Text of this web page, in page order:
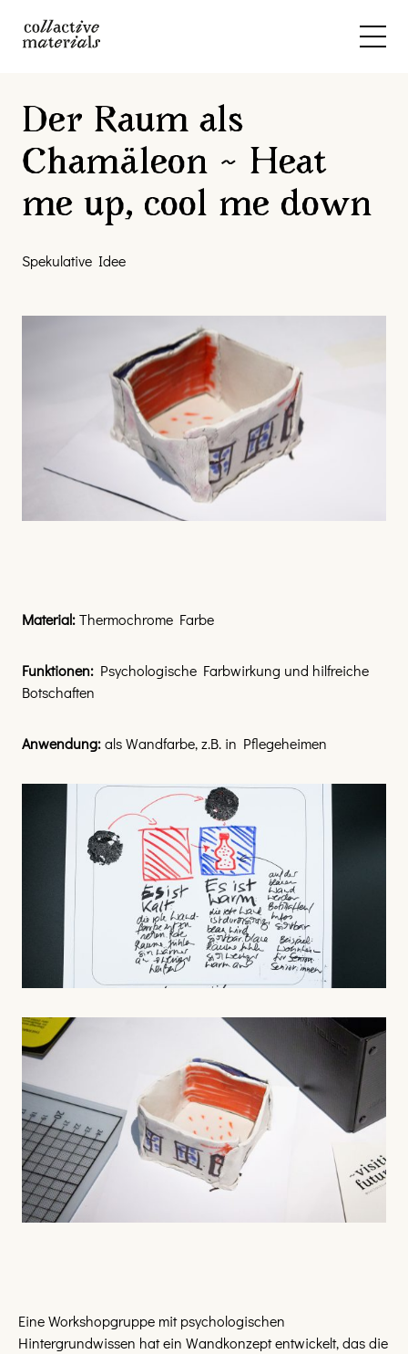
Der Raum als
Chamäleon ~ Heat
me up, cool me down
Spekulative Idee
Material:Thermochrome Farbe
Funktionen: Psychologische Farbwirkung und hilfreiche
Botschaften
Anwendung:als Wandfarbe, z.B. in Pflegeheimen
Eine Workshopgruppe mit psychologischen
Hintergrundwissen hat ein Wandkonzept entwickelt, das die